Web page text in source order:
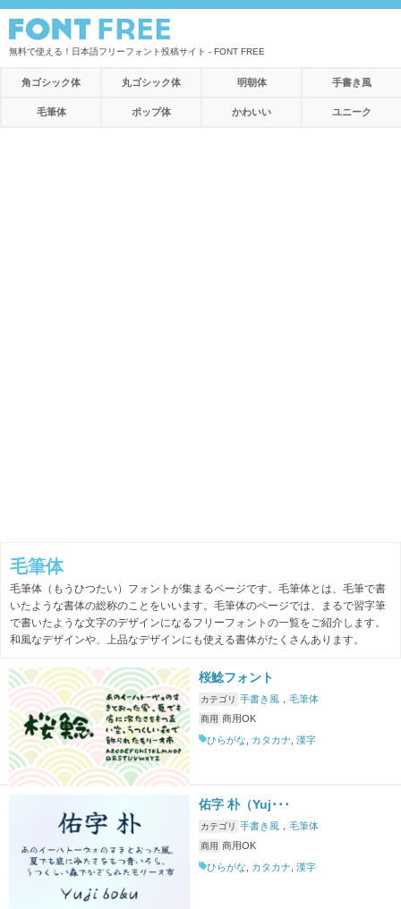
無料で使える！日本語フリーフォント投稿サイト - FONT FREE
角ゴシック体 丸ゴシック体 明朝体 手書き風
毛筆体 ポップ体 かわいい ユニーク
毛筆体
毛筆体（もうひつたい）フォントが集まるページです。毛筆体とは、毛筆で書
いたような書体の総称のことをいいます。毛筆体のページでは、まるで習字筆
で書いたような文字のデザインになるフリーフォントの一覧をご紹介します。
和風なデザインや、上品なデザインにも使える書体がたくさんあります。
桜鯰フォント
カテゴリ 手書き風， 毛筆体
商用 商用OK
ひらがな
カタカナ 漢字
佑字 朴（Yuj･･･
カテゴリ 手書き風， 毛筆体
商用 商用OK
ひらがな
カタカナ 漢字